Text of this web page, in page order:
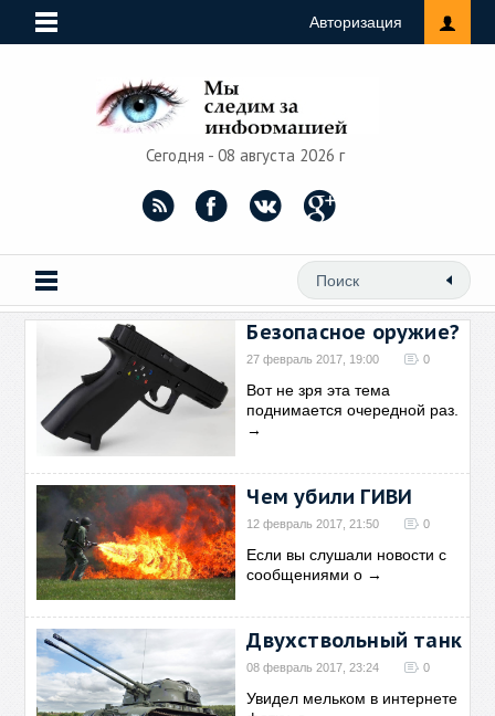
Авторизация
Сегодня - 08 августа 2026 г
Безопасное оружие?
27 февраль 2017, 19:00 0
Вот не зря эта тема
поднимается очередной раз.
→
Чем убили ГИВИ
12 февраль 2017, 21:50 0
Если вы слушали новости с
сообщениями о →
Двухствольный танк
08 февраль 2017, 23:24 0
Увидел мельком в интернете